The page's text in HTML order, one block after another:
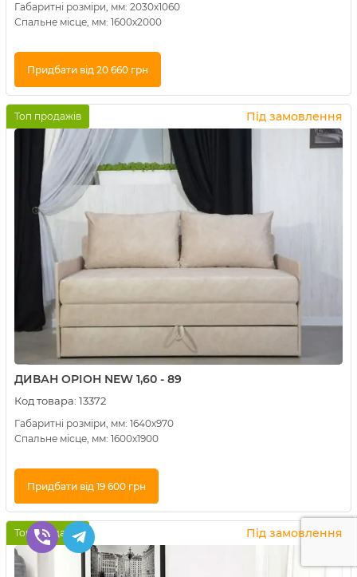
Габаритні розміри, мм: 2030х1060
Спальне місце, мм: 1600х2000
Придбати від 20 660 грн
Купити в 1 клік
Під замовлення
Топ продажів
ДИВАН ОРІОН NEW 1,60 - 89
Код товара: 13372
Габаритні розміри, мм: 1640х970
Спальне місце, мм: 1600х1900
Придбати від 19 600 грн
Купити в 1 клік
Під замовлення
Топ продажів